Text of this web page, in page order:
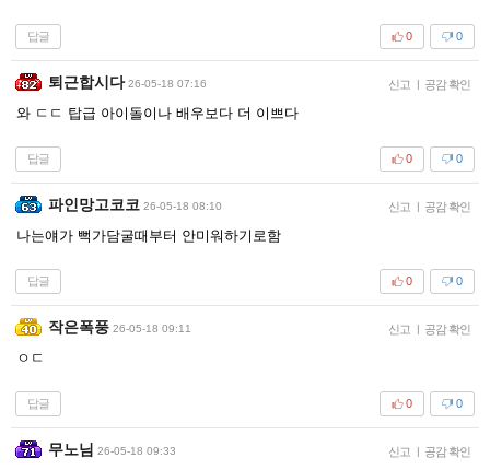
답글 0
0
퇴근합시다 26-05-18 07:16 신고 | 공감 확인
와 ㄷㄷ 탑급 아이돌이나 배우보다 더 이쁘다
답글 0
0
파인망고코코 26-05-18 08:10 신고 | 공감 확인
나는얘가 뻑가담굴때부터 안미워하기로함
답글 0
0
작은폭풍 26-05-18 09:11 신고 | 공감 확인
ㅇㄷ
답글 0
0
무노님 26-05-18 09:33 신고 | 공감 확인